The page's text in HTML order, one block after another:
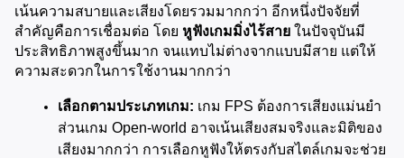
เน้นความสบายและเสียงโดยรวมมากกว่า อีกหนึ่งปัจจัยที่
สำคัญคือการเชื่อมต่อ โดย หูฟังเกมมิ่งไร้สาย ในปัจจุบันมี
ประสิทธิภาพสูงขึ้นมาก จนแทบไม่ต่างจากแบบมีสาย แต่ให้
ความสะดวกในการใช้งานมากกว่า
เลือกตามประเภทเกม: เกม FPS ต้องการเสียงแม่นยำ
ส่วนเกม Open-world อาจเน้นเสียงสมจริงและมิติของ
เสียงมากกว่า การเลือกหูฟังให้ตรงกับสไตล์เกมจะช่วย